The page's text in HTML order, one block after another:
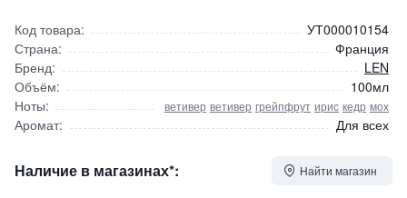
Код товара:
УТ000010154
Страна:
Франция
Бренд:
LEN
Объём:
100мл
Ноты:
ветивер ветивер грейпфрут ирис кедр мох
Аромат: Для всех
Наличие в магазинах*: Найти магазин